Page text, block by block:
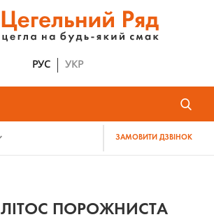
РУС УКР
ЗАМОВИТИ ДЗВІНОК
ЛІТОС ПОРОЖНИСТА